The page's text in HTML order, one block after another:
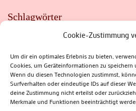
Cookie-Zustimmung
Um dir ein optimales Erlebnis zu bieten,
Cookies, um Geräteinformationen zu speichern
Wenn du diesen Technologien zustimmst,
Surfverhalten oder eindeutige IDs auf dieser
deine Zustimmung nicht erteilst oder
Merkmale und Funktionen beeinträchtigt
Schlagwörter
FAHRRAD
FLOHMARKT FOLK
HITZEFALLE AUTO
IRISH DANCE
KINDER
KIRMES KLASSIK
KRIMI
KULTUR LESUNG LOTTO
PARASITEN
PILZE
SOMMERFERIEN
SPORT SRH
STADTMARKETING
SUHLER FRÜHLING
SUHLER
THÜRINGER